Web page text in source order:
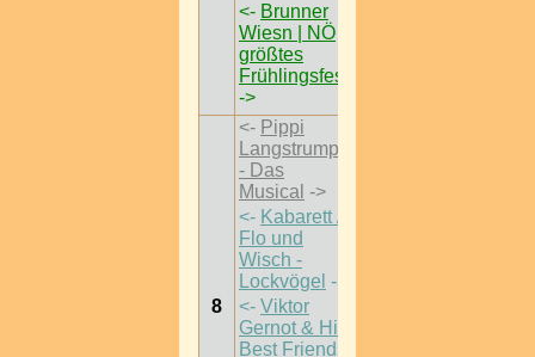
<- Brunner
Wiesn | NÖ
größtes
Frühlingsfest
->
8
<- Pippi
Langstrumpf
- Das
Musical ->
<- Kabarett /
Flo und
Wisch -
Lockvögel ->
<- Viktor
Gernot & His
Best Friends